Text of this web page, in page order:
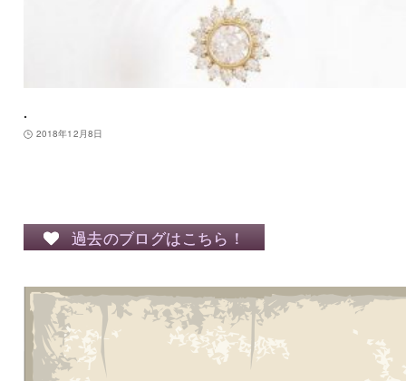
.
2018年12月8日
過去のブログはこちら！